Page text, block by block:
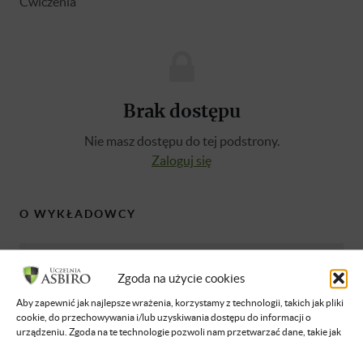
Zgoda na użycie cookies
Aby zapewnić jak najlepsze wrażenia, korzystamy z technologii, takich jak pliki
cookie, do przechowywania i/lub uzyskiwania dostępu do informacji o
urządzeniu. Zgoda na te technologie pozwoli nam przetwarzać dane, takie jak
Brak dostępu
Nie masz dostępu do tej podstrony.
Zaloguj się
O WYKŁADOWCY
Dyrektor Inżynierii Oprogramowania ADAS
w firmie ZF Automotive Systems Sp. z o.o., w
swojej karierze zawodowej przeszedł drogę